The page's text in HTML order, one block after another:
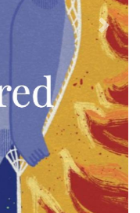
Next